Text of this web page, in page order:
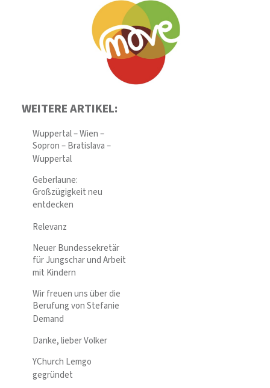
WEITERE ARTIKEL:
Wuppertal – Wien –
Sopron – Bratislava –
Wuppertal
Geberlaune:
Großzügigkeit neu
entdecken
Relevanz
Neuer Bundessekretär
für Jungschar und Arbeit
mit Kindern
Wir freuen uns über die
Berufung von Stefanie
Demand
Danke, lieber Volker
YChurch Lemgo
gegründet